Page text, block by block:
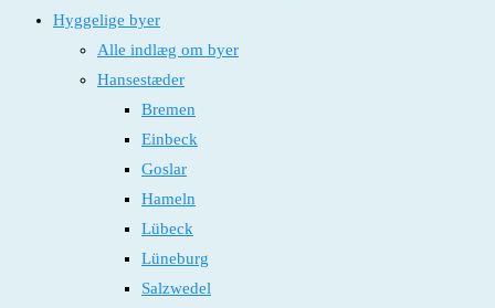
Hyggelige byer
Alle indlæg om byer
Hansestæder
Bremen
Einbeck
Goslar
Hameln
Lübeck
Lüneburg
Salzwedel